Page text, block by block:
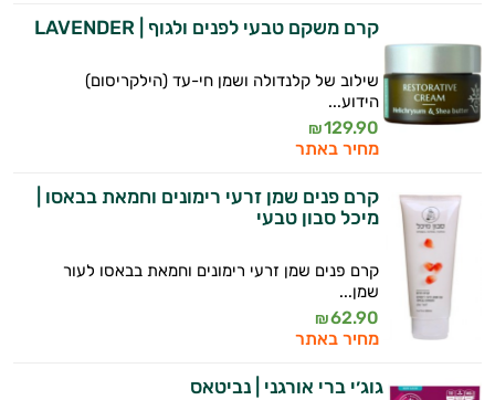
קרם משקם טבעי לפנים ולגוף | LAVENDER
שילוב של קלנדולה ושמן חי-עד (הילקריסום)
הידוע...
129.90
₪
מחיר באתר
קרם פנים שמן זרעי רימונים וחמאת בבאסו |
מיכל סבון טבעי
קרם פנים שמן זרעי רימונים וחמאת בבאסו לעור
שמן...
62.90
₪
מחיר באתר
גוג׳י ברי אורגני | נביטאס